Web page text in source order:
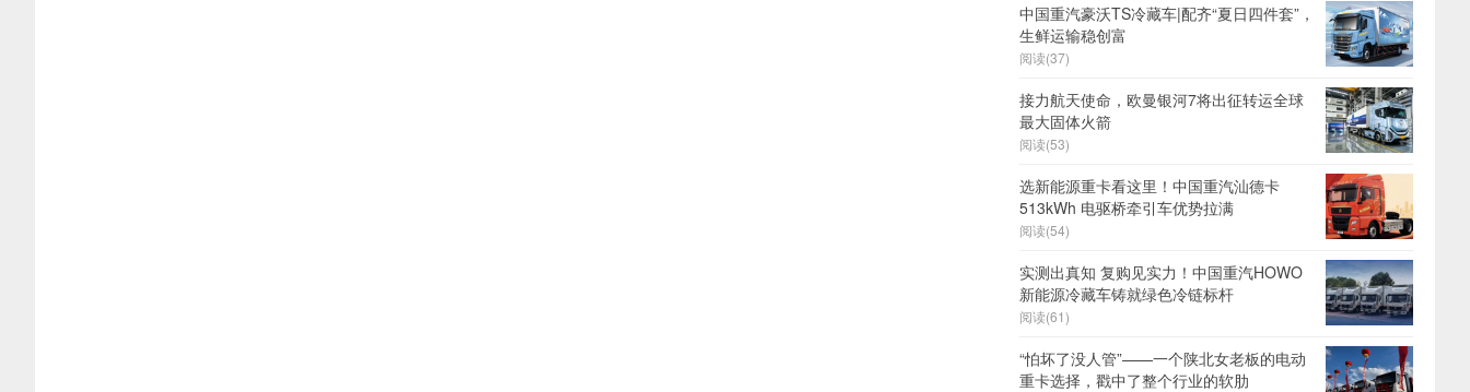
中国重汽豪沃TS冷藏车|配齐“夏日四件套”，
生鲜运输稳创富
阅读(37)
接力航天使命，欧曼银河7将出征转运全球
最大固体火箭
阅读(53)
选新能源重卡看这里！中国重汽汕德卡
513kWh 电驱桥牵引车优势拉满
阅读(54)
实测出真知 复购见实力！中国重汽HOWO
新能源冷藏车铸就绿色冷链标杆
阅读(61)
“怕坏了没人管”——一个陕北女老板的电动
重卡选择，戳中了整个行业的软肋